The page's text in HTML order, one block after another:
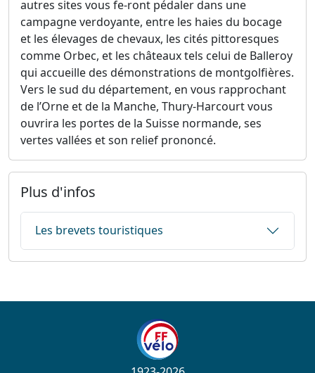
autres sites vous fe-ront pédaler dans une
campagne verdoyante, entre les haies du bocage
et les élevages de chevaux, les cités pittoresques
comme Orbec, et les châteaux tels celui de Balleroy
qui accueille des démonstrations de montgolfières.
Vers le sud du département, en vous rapprochant
de l’Orne et de la Manche, Thury-Harcourt vous
ouvrira les portes de la Suisse normande, ses
vertes vallées et son relief prononcé.
Plus d'infos
Les brevets touristiques